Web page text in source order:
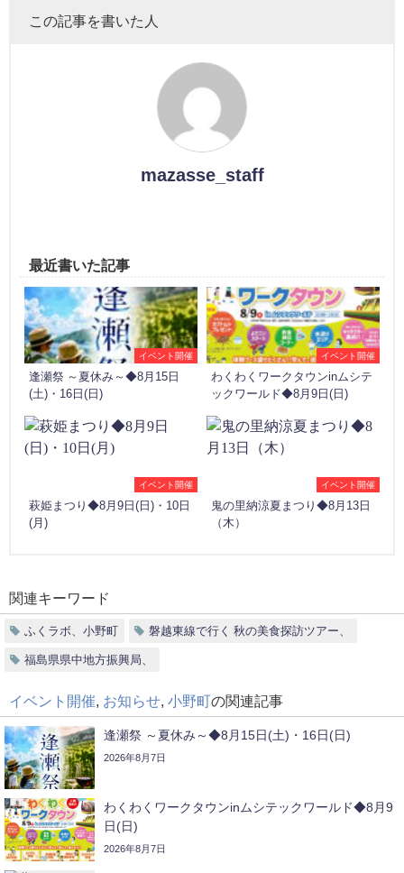
この記事を書いた人
mazasse_staff
最近書いた記事
イベント開催
逢瀬祭 ～夏休み～◆8月15日
(土)・16日(日)
イベント開催
わくわくワークタウンinムシテ
ックワールド◆8月9日(日)
イベント開催
萩姫まつり◆8月9日(日)・10日
(月)
イベント開催
鬼の里納涼夏まつり◆8月13日
（木）
関連キーワード
ふくラボ、小野町 磐越東線で行く 秋の美食探訪ツアー、
福島県県中地方振興局、
イベント開催 お知らせ 小野町の関連記事
逢瀬祭 ～夏休み～◆8月15日(土)・16日(日)
2026年8月7日
わくわくワークタウンinムシテックワールド◆8月9
日(日)
2026年8月7日